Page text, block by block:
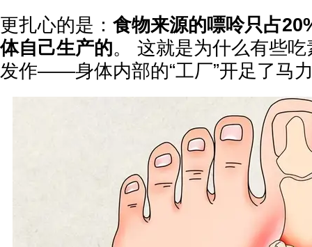
更扎心的是： 食物来源的嘌呤只占
体自己生产的。 这就是为什么有些
发作——身体内部的“工厂”开足了马